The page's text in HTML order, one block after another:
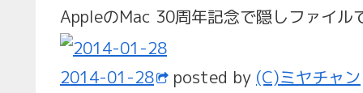
AppleのMac 30周年記念で隠しファイル
2014-01-28 posted by (C)ミヤチャン